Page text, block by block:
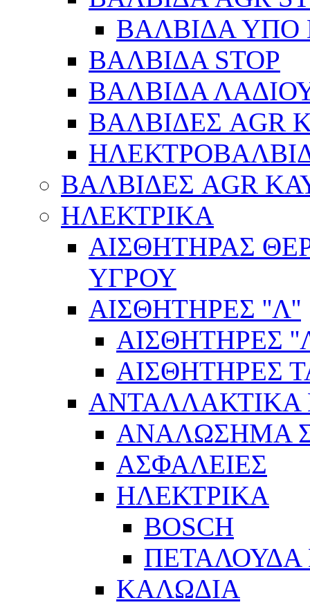
ΒΑΛΒΙΔΑ ΥΠΟ
ΒΑΛΒΙΔΑ STOP
ΒΑΛΒΙΔΑ
ΒΑΛΒΙΔΕΣ AGR
ΒΑΛΒΙΔΕΣ AGR
ΗΛΕΚΤΡΙΚΑ
ΑΙΣΘΗΤΗΡΑΣ
ΥΓΡΟΥ
ΑΙΣΘΗΤΗΡΕΣ ''Λ''
ΑΙΣΘΗΤΗΡEΣ
ΑΙΣΘΗΤΗΡEΣ
ΑΝΤΑΛΛΑΚΤΙΚΑ
ΑΝΑΛΩΣΗΜΑ
ΑΣΦΑΛΕΙΕΣ
ΗΛΕΚΤΡΙΚΑ
BOSCH
ΠΕΤΑΛΟΥΔΑ
ΚΑΛΩΔΙΑ